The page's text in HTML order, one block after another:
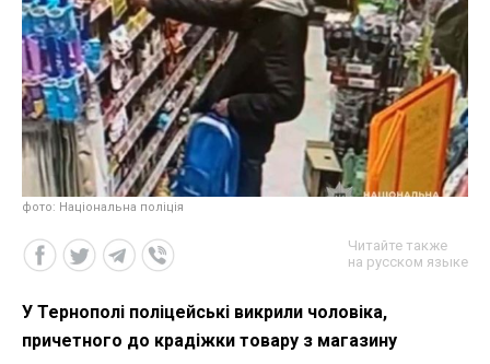
фото: Національна поліція
Читайте также
на русском языке
У Тернополі поліцейські викрили чоловіка,
причетного до крадіжки товару з магазину